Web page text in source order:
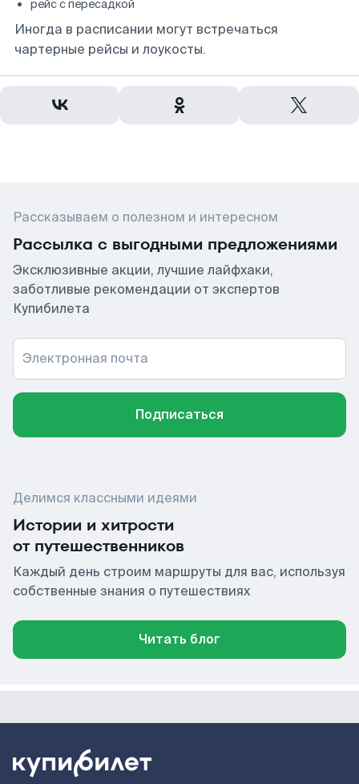
рейс с пересадкой
Иногда в расписании могут встречаться
чартерные рейсы и лоукосты.
Рассказываем о полезном и интересном
Рассылка с выгодными предложениями
Эксклюзивные акции, лучшие лайфхаки,
заботливые рекомендации от экспертов
Купибилета
Электронная почта
Подписаться
Делимся классными идеями
Истории и хитрости
от путешественников
Каждый день строим маршруты для вас, используя
собственные знания о путешествиях
Читать блог